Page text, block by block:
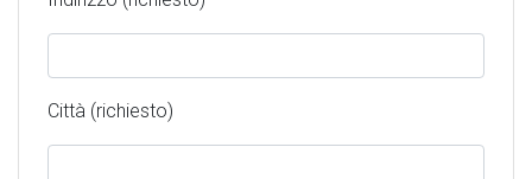
Città (richiesto)